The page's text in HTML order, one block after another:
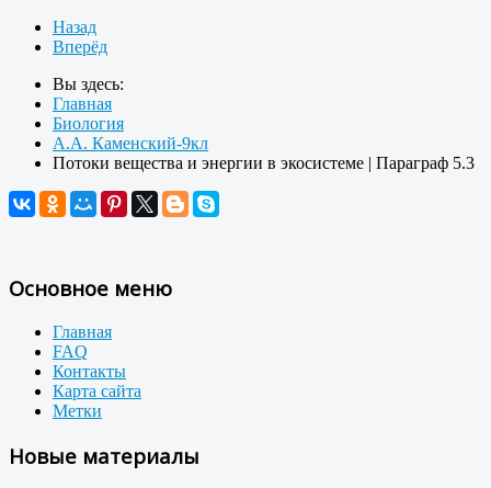
Назад
Вперёд
Вы здесь:
Главная
Биология
А.А. Каменский-9кл
Потоки вещества и энергии в экосистеме | Параграф 5.3
Основное меню
Главная
FAQ
Контакты
Карта сайта
Метки
Новые материалы